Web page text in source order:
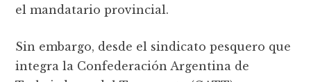
el mandatario provincial.
Sin embargo, desde el sindicato pesquero que
integra la Confederación Argentina de